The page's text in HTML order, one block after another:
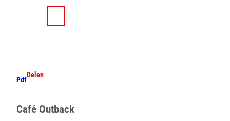
Pdf
Delen
Café Outback